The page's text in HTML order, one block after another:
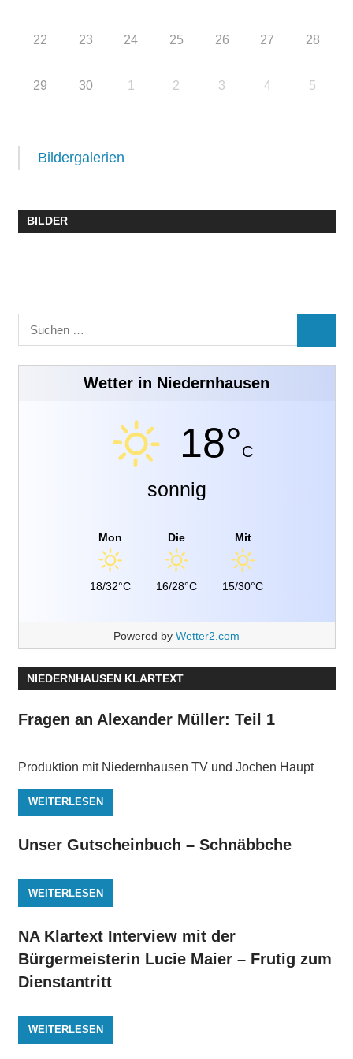
22 23 24 25 26 27 28
29 30 1 2 3 4 5
Bildergalerien
BILDER
Suchen
nach:
Wetter in Niedernhausen
18°C
sonnig
Mon
18/32°C
Die
16/28°C
Mit
15/30°C
Powered by Wetter2.com
NIEDERNHAUSEN KLARTEXT
Fragen an Alexander Müller: Teil 1
Produktion mit Niedernhausen TV und Jochen Haupt
WEITERLESEN
Unser Gutscheinbuch – Schnäbbche
WEITERLESEN
NA Klartext Interview mit der
Bürgermeisterin Lucie Maier – Frutig zum
Dienstantritt
WEITERLESEN